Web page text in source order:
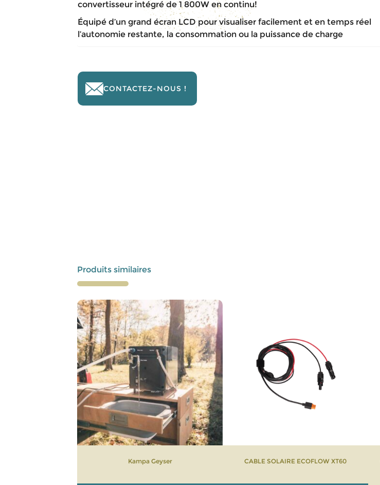
convertisseur intégré de 1 800W en continu!
Équipé d’un grand écran LCD pour visualiser facilement et en temps réel
l’autonomie restante, la consommation ou la puissance de charge
CONTACTEZ-NOUS !
Produits similaires
Kampa Geyser CABLE SOLAIRE ECOFLOW XT60